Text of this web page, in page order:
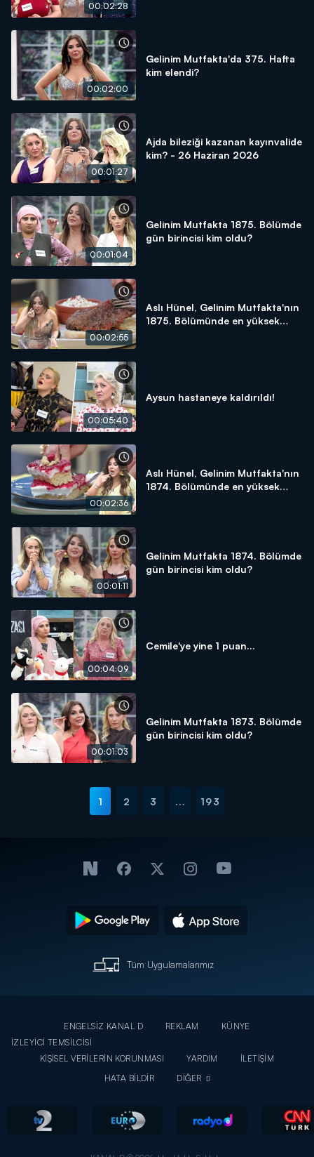
00:02:28
00:02:00
Gelinim Mutfakta'da 375. Hafta
kim elendi?
00:01:27
Ajda bileziği kazanan kayınvalide
kim? - 26 Haziran 2026
00:01:04
Gelinim Mutfakta 1875. Bölümde
gün birincisi kim oldu?
00:02:55
Aslı Hünel, Gelinim Mutfakta'nın
1875. Bölümünde en yüksek
00:05:40
Aysun hastaneye kaldırıldı!
00:02:36
Aslı Hünel, Gelinim Mutfakta'nın
1874. Bölümünde en yüksek
00:01:11
Gelinim Mutfakta 1874. Bölümde
gün birincisi kim oldu?
00:04:09
Cemile'ye yine 1 puan...
00:01:03
Gelinim Mutfakta 1873. Bölümde
gün birincisi kim oldu?
1 2 3 ... 193
Tüm Uygulamalarımız
ENGELSİZ KANAL D REKLAM
KÜNYE
İZLEYİCİ TEMSİLCİSİ
KİŞİSEL VERİLERİN KORUNMASI
YARDIM
İLETİŞİM
HATA BİLDİR
DİĞER